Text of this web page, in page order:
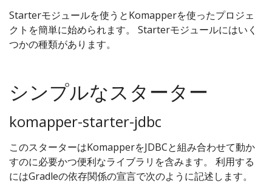
Starterモジュールを使うとKomapperを使ったプロジェ
クトを簡単に始められます。 Starterモジュールにはいく
つかの種類があります。
シンプルなスターター
komapper-starter-jdbc
このスターターはKomapperをJDBCと組み合わせて動か
すのに必要かつ便利なライブラリを含みます。 利用する
にはGradleの依存関係の宣言で次のように記述します。